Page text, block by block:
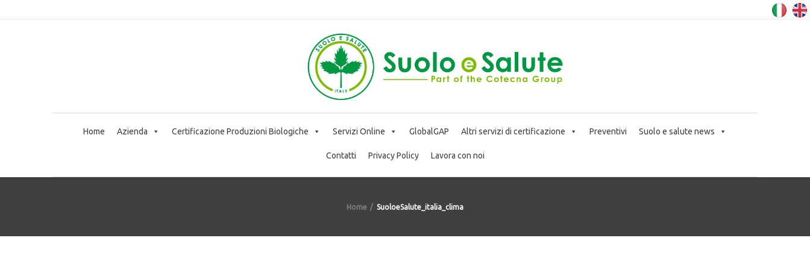
Home Azienda Certificazione Produzioni Biologiche Servizi Online GlobalGAP Altri servizi di certificazione Preventivi Suolo e salute news
Contatti Privacy Policy Lavora con noi
Home SuoloeSalute_italia_clima